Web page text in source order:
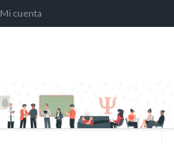
Mi cuenta